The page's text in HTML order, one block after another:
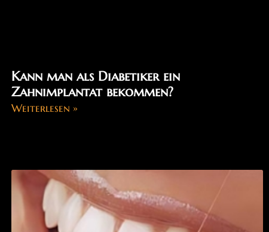
Kann man als Diabetiker ein
Zahnimplantat bekommen?
Weiterlesen »